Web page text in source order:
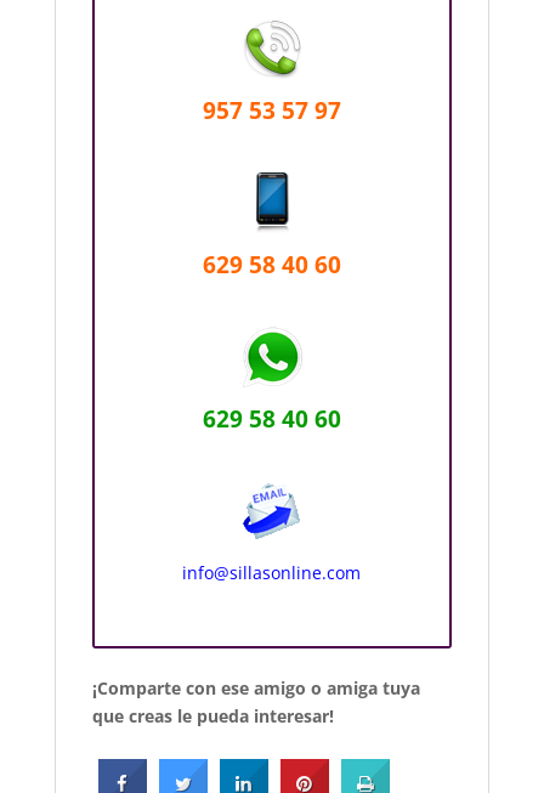
957 53 57 97
629 58 40 60
629 58 40 60
info@sillasonline.com
¡Comparte con ese amigo o amiga tuya
que creas le pueda interesar!